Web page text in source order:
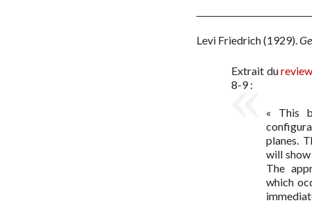
Levi Friedrich(1929).
Extrait dureview
8-9 :
« This
planes.
will
The
which